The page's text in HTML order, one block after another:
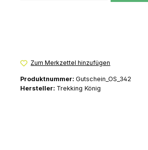
Zum Merkzettel hinzufügen
Produktnummer: Gutschein_OS_342
Hersteller: Trekking König